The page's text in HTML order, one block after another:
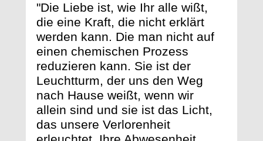
"Die Liebe ist, wie Ihr alle wißt,
die eine Kraft, die nicht erklärt
werden kann. Die man nicht auf
einen chemischen Prozess
reduzieren kann. Sie ist der
Leuchtturm, der uns den Weg
nach Hause weißt, wenn wir
allein sind und sie ist das Licht,
das unsere Verlorenheit